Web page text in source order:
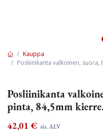
Kauppa
Posliinikanta valkoinen, suora,
Posliinikanta
pinta, 84,5mm
42,01 € sis. ALV